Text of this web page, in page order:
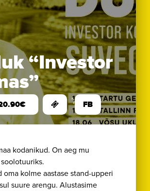
“Investor
'; FB
kodanikud. On aeg mu
oma kolme aastase stand-upperi
suure arengu. Alustasime